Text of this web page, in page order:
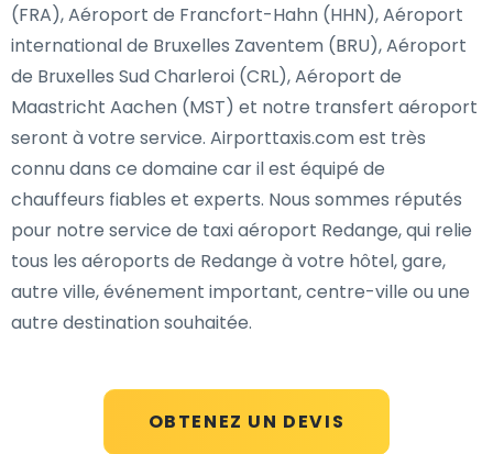
OBTENEZ UN DEVIS
(FRA), Aéroport de Francfort-Hahn (HHN), Aéroport
international de Bruxelles Zaventem (BRU), Aéroport
de Bruxelles Sud Charleroi (CRL), Aéroport de
Maastricht Aachen (MST) et notre transfert aéroport
seront à votre service. Airporttaxis.com est très
connu dans ce domaine car il est équipé de
chauffeurs fiables et experts. Nous sommes réputés
pour notre service de taxi aéroport Redange, qui relie
tous les aéroports de Redange à votre hôtel, gare,
autre ville, événement important, centre-ville ou une
autre destination souhaitée.